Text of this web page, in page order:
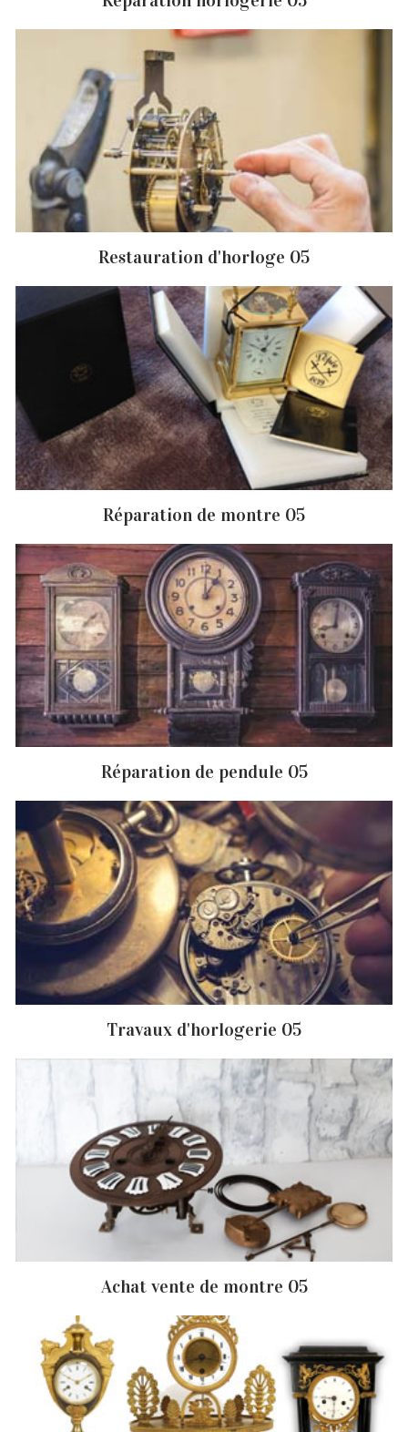
Restauration d'horloge 05
Réparation de montre 05
Réparation de pendule 05
Travaux d'horlogerie 05
Achat vente de montre 05